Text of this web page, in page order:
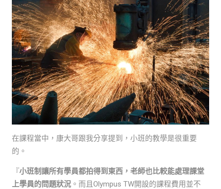
在課程當中，康大哥跟我分享提到，小班的教學是很重要
的。
『小班制讓所有學員都拍得到東西，老師也比較能處理課堂
上學員的問題狀況。而且Olympus TW開設的課程費用並不